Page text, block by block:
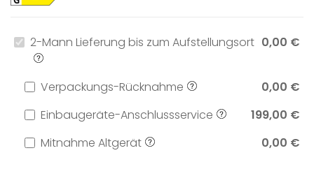
2-Mann Lieferung bis zum Aufstellungsort 0,00 €
Verpackungs-Rücknahme
0,00 €
Einbaugeräte-Anschlussservice
199,00 €
Mitnahme Altgerät
0,00 €